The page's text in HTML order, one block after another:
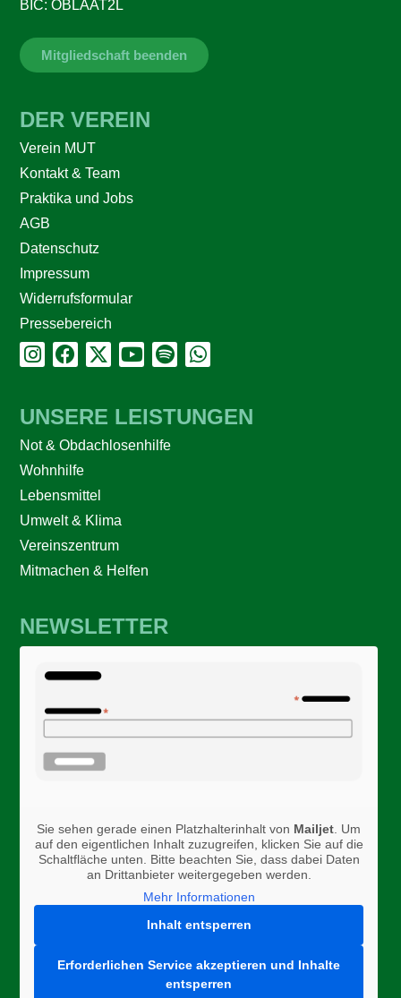
BIC: OBLAAT2L
Mitgliedschaft beenden
DER VEREIN
Verein MUT
Kontakt & Team
Praktika und Jobs
AGB
Datenschutz
Impressum
Widerrufsformular
Pressebereich
UNSERE LEISTUNGEN
Not & Obdachlosenhilfe
Wohnhilfe
Lebensmittel
Umwelt & Klima
Vereinszentrum
Mitmachen & Helfen
NEWSLETTER
Sie sehen gerade einen Platzhalterinhalt von Mailjet. Um
auf den eigentlichen Inhalt zuzugreifen, klicken Sie auf die
Schaltfläche unten. Bitte beachten Sie, dass dabei Daten
an Drittanbieter weitergegeben werden.
Mehr Informationen
Inhalt entsperren
Erforderlichen Service akzeptieren und Inhalte
entsperren